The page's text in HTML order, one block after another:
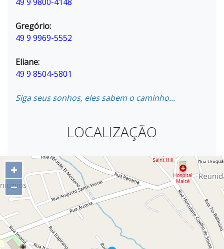
Gregório:
49 9 9969-5552
Eliane:
49 9 8504-5801
Siga seus sonhos, eles sabem o caminho...
LOCALIZAÇÃO
+
−